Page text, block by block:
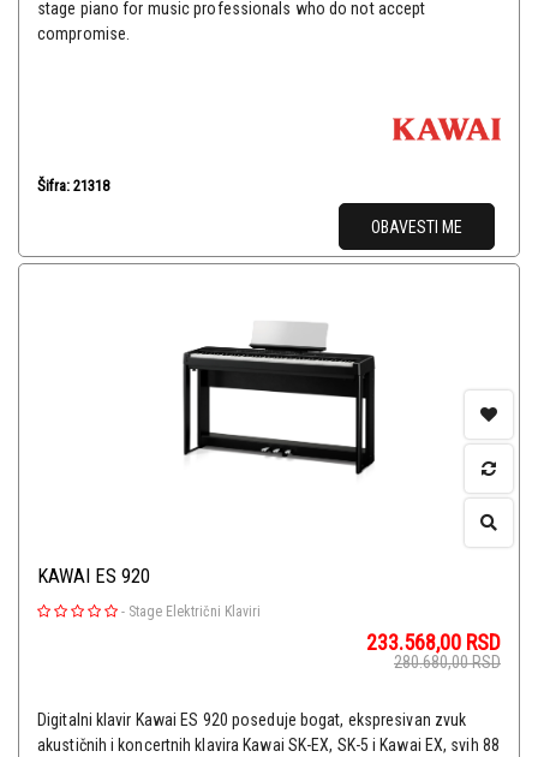
stage piano for music professionals who do not accept
compromise.
Šifra: 21318
OBAVESTI ME
KAWAI ES 920
- Stage Električni Klaviri
233.568,00 RSD
280.680,00RSD
Digitalni klavir Kawai ES 920 poseduje bogat, ekspresivan zvuk
akustičnih i koncertnih klavira Kawai SK-EX, SK-5 i Kawai EX, svih 88